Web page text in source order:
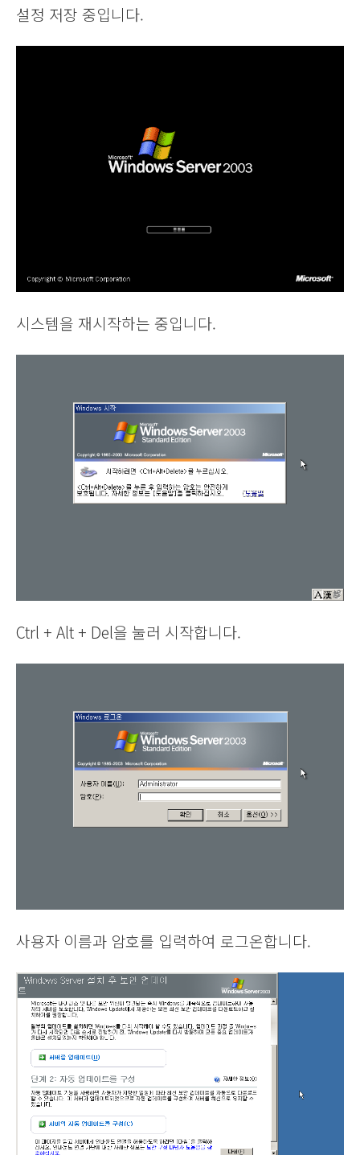
설정 저장 중입니다.
시스템을 재시작하는 중입니다.
Ctrl + Alt + Del을 눌러 시작합니다.
사용자 이름과 암호를 입력하여 로그온합니다.